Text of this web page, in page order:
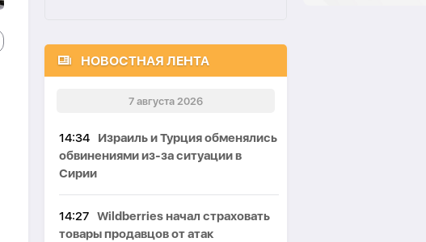
НОВОСТНАЯ ЛЕНТА
7 августа 2026
14:34
Израиль и Турция обменялись
обвинениями из-за ситуации в
Сирии
14:27 Wildberries начал страховать
товары продавцов от атак